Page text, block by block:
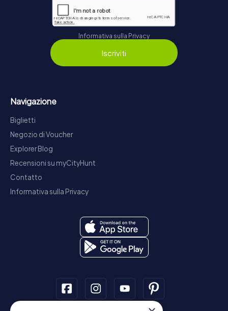
Informativa sulla Privacy
Iscriviti
Navigazione
Biglietti
Negozio di Voucher
Explorer Blog
Recensioni su myCityHunt
Contatto
Informativa sulla Privacy